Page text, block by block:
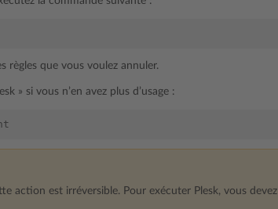
règles que vous voulez annuler.
» si vous n’en avez plus d’usage :
action est irréversible. Pour exécuter Plesk, vous devez